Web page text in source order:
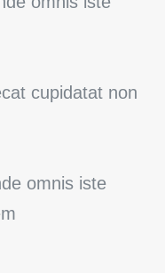
cupidatat non
omnis iste